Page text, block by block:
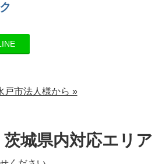
戸市法人様から »
城県内対応エリア